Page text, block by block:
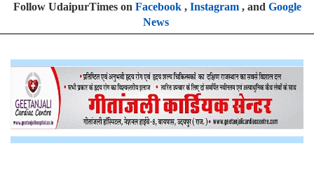
Follow UdaipurTimes on Facebook, Instagram, and Google
News